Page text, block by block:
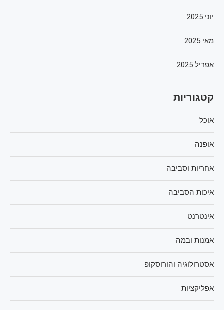
יוני 2025
מאי 2025
אפריל 2025
קטגוריות
אוכל
אופנה
אחריות וסביבה
איכות הסביבה
אינטרנט
אמנות ובמה
אסטרולוגיה והורוסקופ
אפליקציות